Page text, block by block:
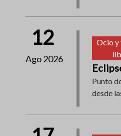
12
Ago 2026
Ocio y
Punto
desde